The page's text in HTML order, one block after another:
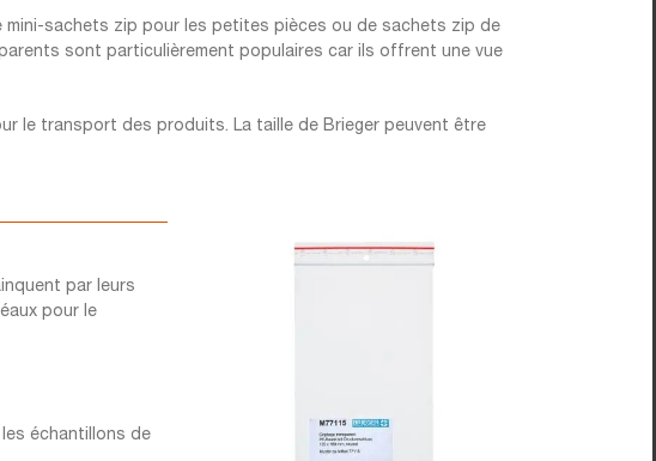
mini-sachets zip pour les petites pièces ou de sachets zip de
sont particulièrement populaires car ils offrent une vue
le transport des produits. La taille de Brieger peuvent être
par leurs
pour le
échantillons de